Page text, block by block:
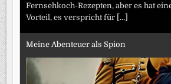
Fernsehkoch-Rezepten, aber es hat
Vorteil, es verspricht für [...]
Meine Abenteuer als Spion